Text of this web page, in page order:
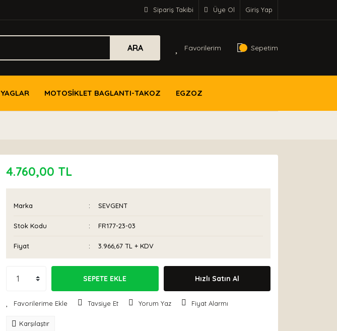
Sipariş Takibi Üye Ol Giriş Yap
ARA Favorilerim Sepetim
YAGLAR MOTOSİKLET BAGLANTI-TAKOZ EGZOZ
4.760,00 TL
Marka SEVGENT
Stok Kodu FR177-23-03
Fiyat 3.966,67 TL + KDV
SEPETE EKLE Hızlı Satın Al
Tavsiye Et Yorum Yaz Fiyat Alarmı
Karşılaştır